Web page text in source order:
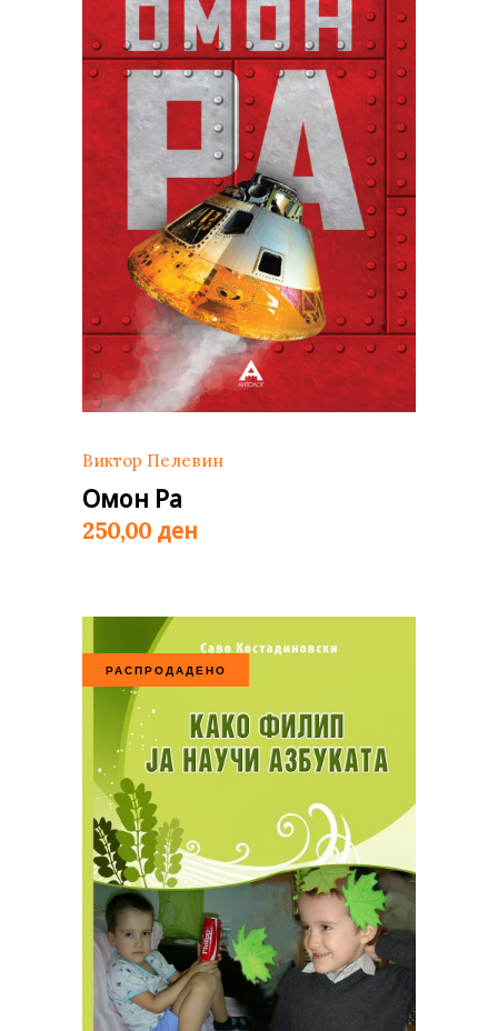
Виктор Пелевин
Омон Ра
250,00 ден
РАСПРОДАДЕНО